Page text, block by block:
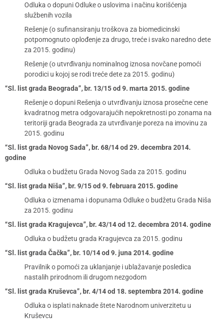
Odluka o dopuni Odluke o uslovima i načinu korišćenja
službenih vozila
Rešenje (o sufinansiranju troškova za biomedicinski
potpomognuto oplođenje za drugo, treće i svako naredno dete
za 2015. godinu)
Rešenje (o utvrđivanju nominalnog iznosa novčane pomoći
porodici u kojoj se rodi treće dete za 2015. godinu)
“Sl. list grada Beograda”, br. 13/15 od 9. marta 2015. godine
Rešenje o dopuni Rešenja o utvrđivanju iznosa prosečne cene
kvadratnog metra odgovarajućih nepokretnosti po zonama na
teritoriji grada Beograda za utvrđivanje poreza na imovinu za
2015. godinu
“Sl. list grada Novog Sada”, br. 68/14 od 29. decembra 2014.
godine
Odluka o budžetu Grada Novog Sada za 2015. godinu
“Sl. list grada Niša”, br. 9/15 od 9. februara 2015. godine
Odluka o izmenama i dopunama Odluke o budžetu Grada Niša
za 2015. godinu
“Sl. list grada Kragujevca”, br. 43/14 od 12. decembra 2014. godine
Odluka o budžetu grada Kragujevca za 2015. godinu
“Sl. list grada Čačka”, br. 10/14 od 9. juna 2014. godine
Pravilnik o pomoći za uklanjanje i ublažavanje posledica
nastalih prirodnom ili drugom nezgodom
“Sl. list grada Kruševca”, br. 4/14 od 18. septembra 2014. godine
Odluka o isplati naknade štete Narodnom univerzitetu u
Kruševcu